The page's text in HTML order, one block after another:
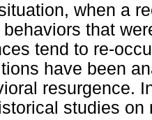
when a
that
tend to re-
have been
resurgence.
studies on